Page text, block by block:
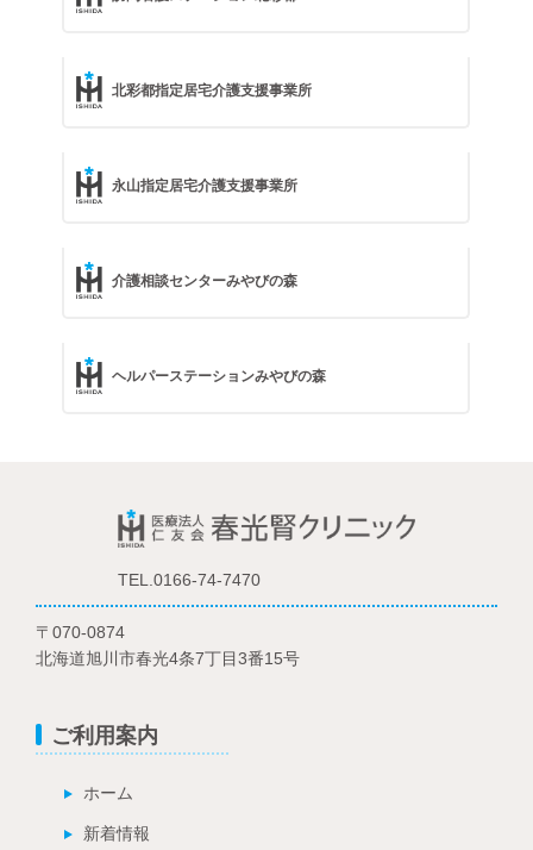
北彩都指定居宅介護支援事業所
永山指定居宅介護支援事業所
介護相談センターみやびの森
ヘルパーステーションみやびの森
TEL.0166-74-7470
〒070-0874
北海道旭川市春光4条7丁目3番15号
ご利用案内
ホーム
新着情報